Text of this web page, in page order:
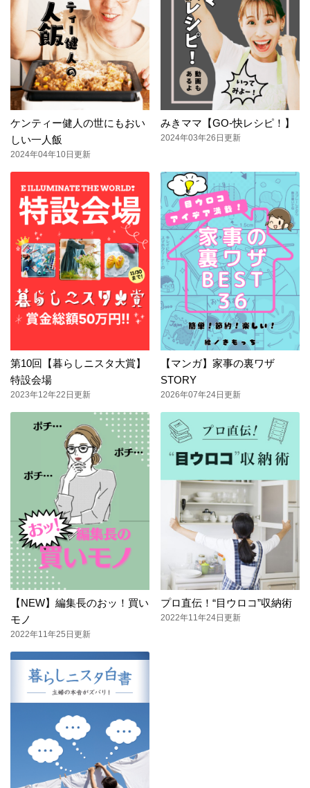
ケンティー健人の世にもおい
しい一人飯
2024年04年10日更新
みきママ【GO-快レシピ！】
2024年03年26日更新
第10回【暮らしニスタ大賞】
特設会場
2023年12年22日更新
【マンガ】家事の裏ワザ
STORY
2026年07年24日更新
【NEW】編集長のおッ！買い
モノ
2022年11年25日更新
プロ直伝！“目ウロコ”収納術
2022年11年24日更新